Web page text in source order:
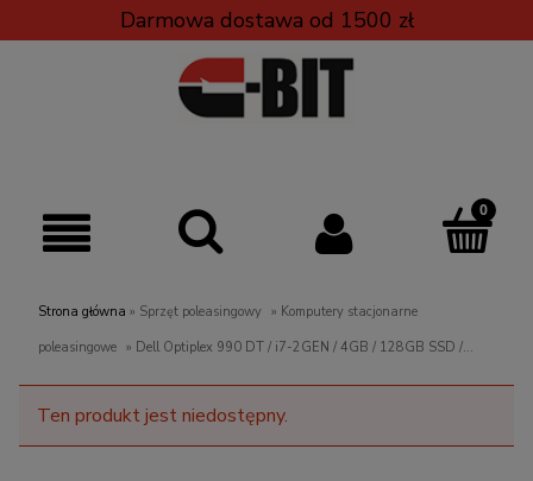
Darmowa dostawa od 1500 zł
Strona główna » Sprzęt poleasingowy » Komputery stacjonarne
poleasingowe » Dell Optiplex 990 DT / i7-2GEN / 4GB / 128GB SSD /
DVD / WIN 7 PRO
Ten produkt jest niedostępny.